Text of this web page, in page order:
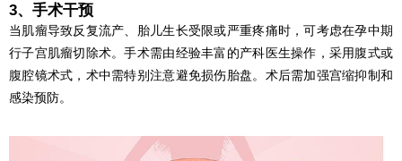
3、手术干预
当肌瘤导致反复流产、胎儿生长受限或严重疼痛时，可考虑在孕中期
行子宫肌瘤切除术。手术需由经验丰富的产科医生操作，采用腹式或
腹腔镜术式，术中需特别注意避免损伤胎盘。术后需加强宫缩抑制和
感染预防。